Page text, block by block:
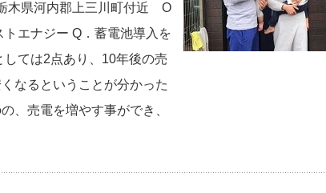
木県河内郡上三川町付近 O
エナジー Q．蓄電池導入を
ては2点あり、10年後の売
なるということが分かった
、売電を増やす事ができ、